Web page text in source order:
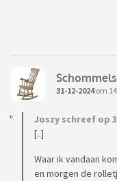
31-12-2024om
Joszy schreef op
[..]
Waar ik vandaan
en morgen de